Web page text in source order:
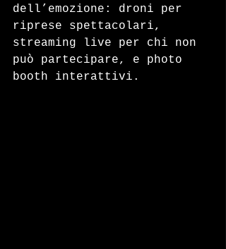
dell’emozione: droni per
riprese spettacolari,
streaming live per chi non
può partecipare, e photo
booth interattivi.